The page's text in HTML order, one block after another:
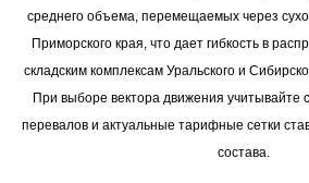
среднего объема, перемещаемых через
Приморского края, что дает гибкость в
складским комплексам Уральского и
При выборе вектора движения учитывайте
перевалов и актуальные тарифные сетки
состава.